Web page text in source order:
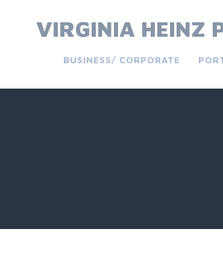
VIRGINIA HEINZ
BUSINESS/ CORPORATE